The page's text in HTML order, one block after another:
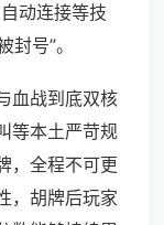
动连接等技
号”。
血战到底双核
等本土严苛规
，全程不可更
，胡牌后玩家